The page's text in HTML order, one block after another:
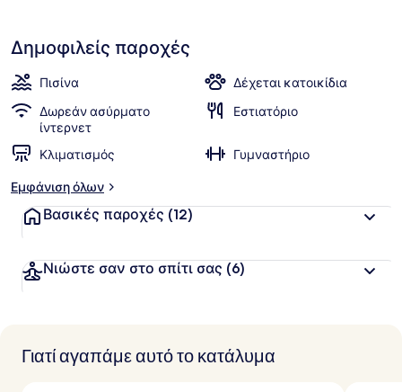
Δημοφιλείς παροχές
Πισίνα
Δέχεται κατοικίδια
Δωρεάν ασύρματο
ίντερνετ
Εστιατόριο
Κλιματισμός
Γυμναστήριο
Εμφάνιση όλων
Βασικές παροχές (12)
Νιώστε σαν στο σπίτι σας (6)
Γιατί αγαπάμε αυτό το κατάλυμα